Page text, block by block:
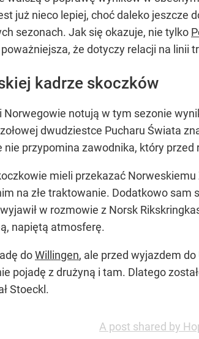
już nieco lepiej, choć daleko
sezonach. Jak się okazuje, nie tylko
że dotyczy relacji na linii
kadrze skoczków
Norwegowie notują w tym sezonie
dwudziestce Pucharu Świata
nie przypomina zawodnika, który przed
mieli przekazać
na złe traktowanie. Dodatkowo
w rozmowie z Norsk
napiętą atmosferę.
doWillingen, ale przed wyjazdem
pojadę z drużyną i tam. Dlatego
Stoeckl.
A post shared by